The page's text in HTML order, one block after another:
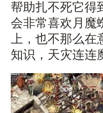
帮助扎不死它得
会非常喜欢月魔
上，也不那么
知识，天灾连连